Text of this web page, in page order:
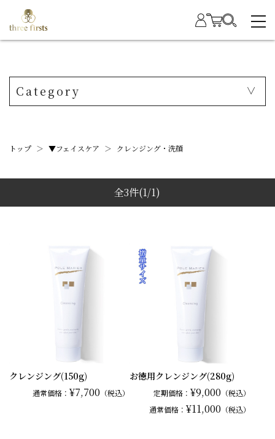
Category
トップ ＞ ▼フェイスケア ＞ クレンジング・洗顔
全3件(1/1)
クレンジング(150g)
通常価格： ¥7,700 （税込）
お徳用クレンジング(280g)
定期価格： ¥9,000 （税込）
通常価格： ¥11,000 （税込）